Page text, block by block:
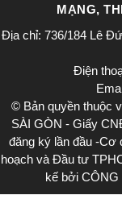
MẠNG,
Địa chỉ: 736/184 Lê
Điện
© Bản quyền thuộc
SÀI GÒN - Giấy
đăng ký lần đầu -Cơ
hoạch và Đầu tư
kế bởi CÔNG